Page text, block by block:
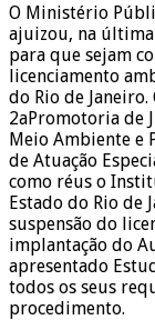
O Ministério
ajuizou, na
para que sejam
licenciamento
do Rio de
2aPromotoria de
Meio Ambiente e
de Atuação
como réus o
Estado do Rio de
suspensão do
implantação do
apresentado
todos os seus
procedimento.